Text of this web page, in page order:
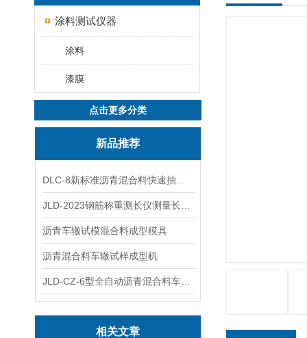
涂料测试仪器
涂料
漆膜
点击更多分类
新品推荐
沥青车辙试模混合料成型模具
沥青混合料车辙试样成型机
相关文章